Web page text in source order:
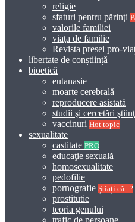
religie
sfaturi pentru părinţi
valorile familiei
viaţa de familie
Revista presei pro-
libertate de conștiință
bioetică
eutanasie
moarte cerebrală
reproducere asistată
studii şi cercetări
vaccinuri Hot topic
sexualitate
castitate PRO
educaţie sexuală
homosexualitate
pedofilie
pornografie Știați că...?
prostitutie
teoria genului
trafic de persoane